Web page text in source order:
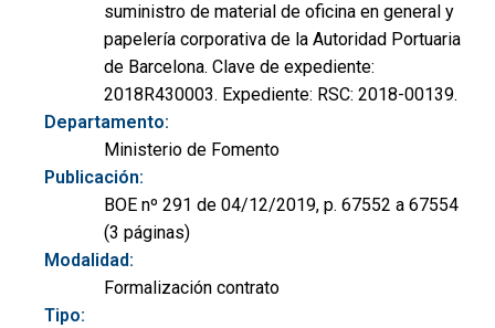
suministro de material de oficina en general y
papelería corporativa de la Autoridad Portuaria
de Barcelona. Clave de expediente:
2018R430003. Expediente: RSC: 2018-00139.
Departamento:
Ministerio de Fomento
Publicación:
BOE nº 291 de 04/12/2019, p. 67552 a 67554
(3 páginas)
Modalidad:
Formalización contrato
Tipo: